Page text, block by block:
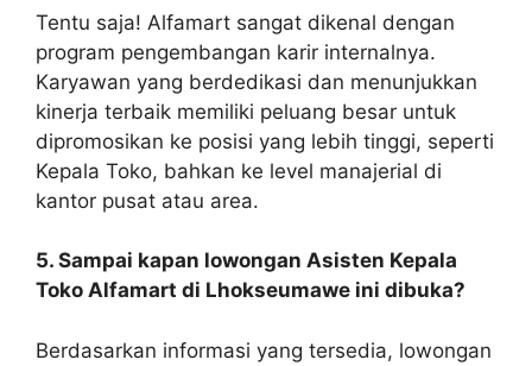
Tentu saja! Alfamart sangat dikenal dengan
program pengembangan karir internalnya.
Karyawan yang berdedikasi dan menunjukkan
kinerja terbaik memiliki peluang besar untuk
dipromosikan ke posisi yang lebih tinggi, seperti
Kepala Toko, bahkan ke level manajerial di
kantor pusat atau area.
5. Sampai kapan lowongan Asisten Kepala
Toko Alfamart di Lhokseumawe ini dibuka?
Berdasarkan informasi yang tersedia, lowongan